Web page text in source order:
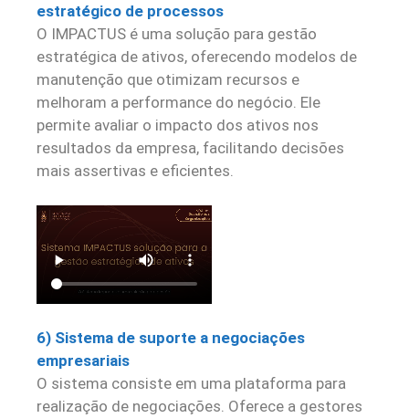
estratégico de processos
O IMPACTUS é uma solução para gestão
estratégica de ativos, oferecendo modelos de
manutenção que otimizam recursos e
melhoram a performance do negócio. Ele
permite avaliar o impacto dos ativos nos
resultados da empresa, facilitando decisões
mais assertivas e eficientes.
6) Sistema de suporte a negociações
empresariais
O sistema consiste em uma plataforma para
realização de negociações. Oferece a gestores